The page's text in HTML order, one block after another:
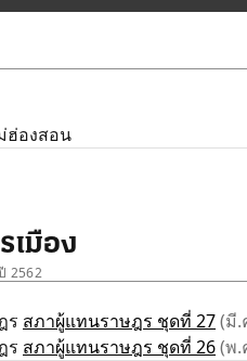
ฮ่องสอน
เมือง
2562
ร สภาผู้แทนราษฎร ชุดที่ 27(มี.
ร สภาผู้แทนราษฎร ชุดที่ 26(พ.